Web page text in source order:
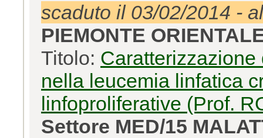
scaduto il 03/02/2014 -
PIEMONTE
Titolo:
nella leucemia linfatica
linfoproliferative (Prof.
Settore MED/15